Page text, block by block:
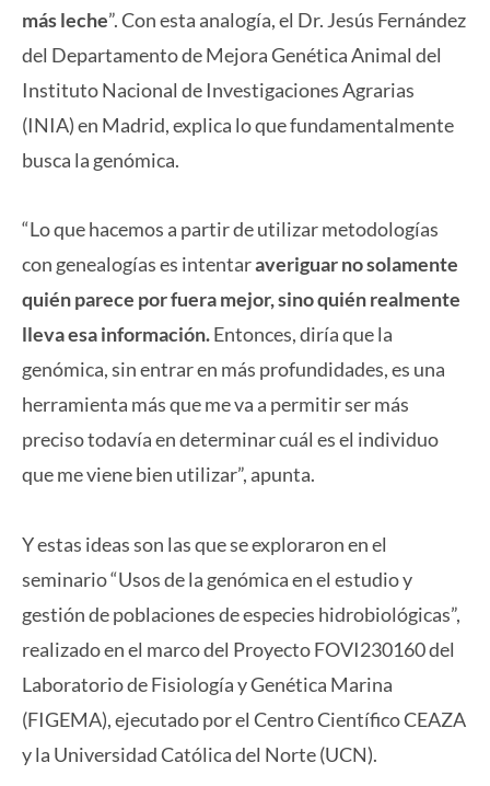
más leche”. Con esta analogía, el Dr. Jesús Fernández
del Departamento de Mejora Genética Animal del
Instituto Nacional de Investigaciones Agrarias
(INIA) en Madrid, explica lo que fundamentalmente
busca la genómica.
“Lo que hacemos a partir de utilizar metodologías
con genealogías es intentaraveriguar no solamente
quién parece por fuera mejor, sino quién realmente
lleva esa información.Entonces, diría que la
genómica, sin entrar en más profundidades, es una
herramienta más que me va a permitir ser más
preciso todavía en determinar cuál es el individuo
que me viene bien utilizar”, apunta.
Y estas ideas son las que se exploraron en el
seminario “Usos de la genómica en el estudio y
gestión de poblaciones de especies hidrobiológicas”,
realizado en el marco del Proyecto FOVI230160 del
Laboratorio de Fisiología y Genética Marina
(FIGEMA), ejecutado por el Centro Científico CEAZA
y la Universidad Católica del Norte (UCN).